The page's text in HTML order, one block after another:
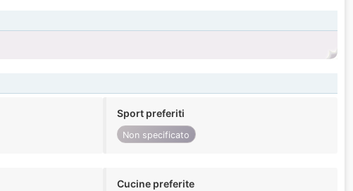
Sport preferiti
Non specificato
Cucine preferite